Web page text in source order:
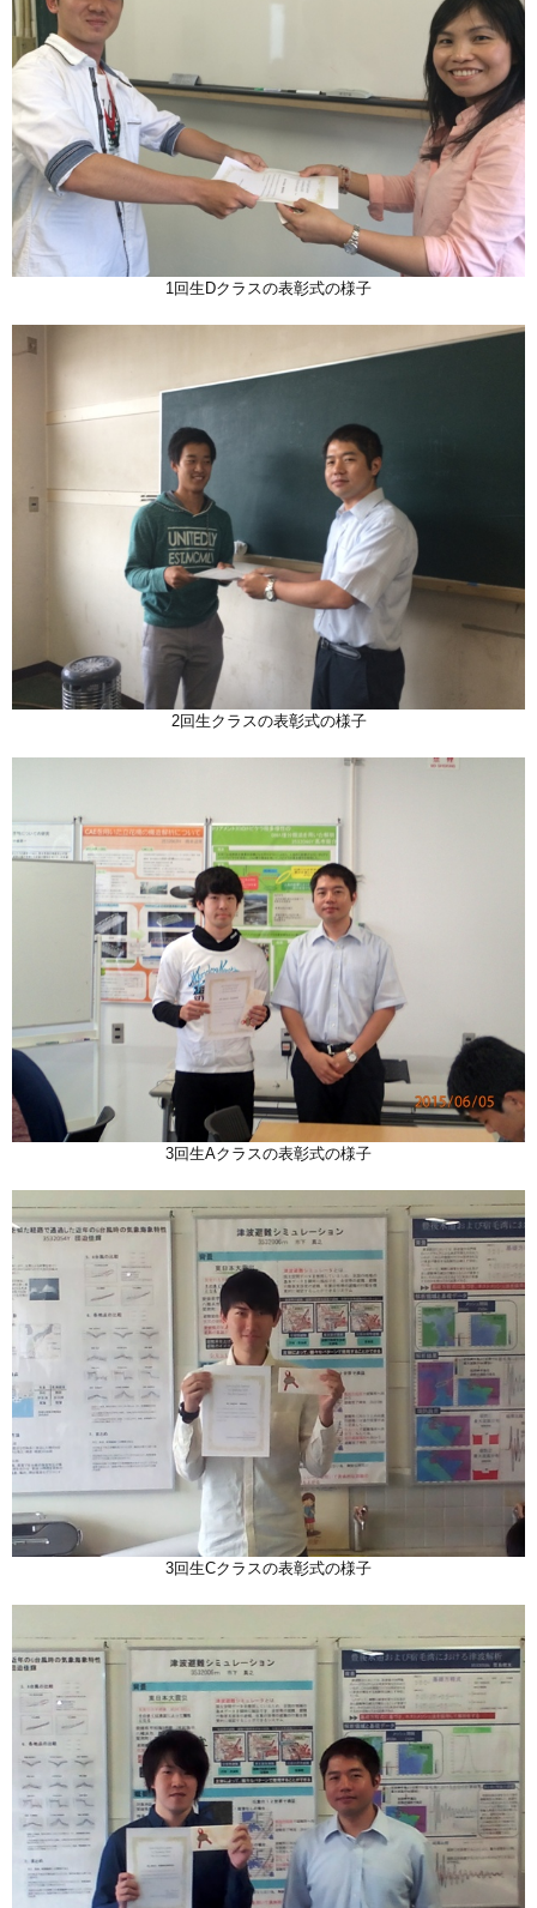
1回生Dクラスの表彰式の様子
2回生クラスの表彰式の様子
3回生Aクラスの表彰式の様子
3回生Cクラスの表彰式の様子